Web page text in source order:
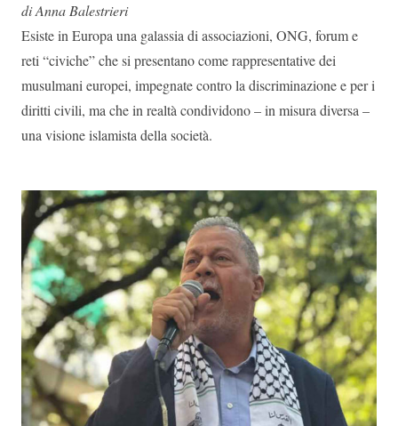
di Anna Balestrieri
Esiste in Europa una galassia di associazioni, ONG, forum e
reti “civiche” che si presentano come rappresentative dei
musulmani europei, impegnate contro la discriminazione e per i
diritti civili, ma che in realtà condividono – in misura diversa –
una visione islamista della società.